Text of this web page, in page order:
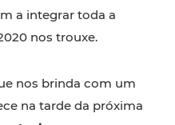
a integrar toda a
nos trouxe.
nos brinda com um
na tarde da próxima